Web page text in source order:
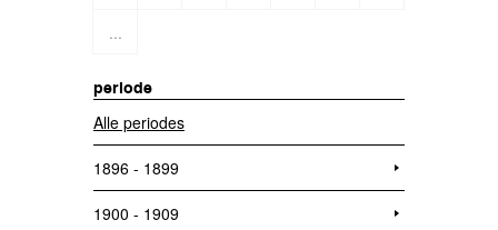
...
periode
Alle periodes
1896 - 1899
1900 - 1909